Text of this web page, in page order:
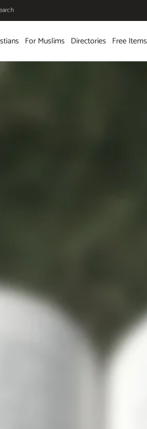
For Muslims Directories Free Items